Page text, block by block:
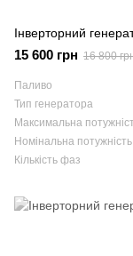
Інверторний
15 600 грн 16 800
Паливо
Тип генератора
Максимальна
Номінальна
Кількість фаз